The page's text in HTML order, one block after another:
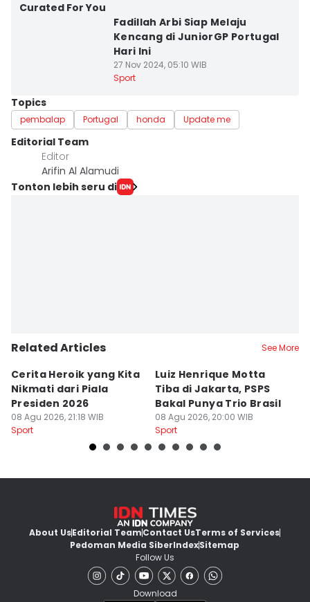
Curated For You
Fadillah Arbi Siap Melaju
Kencang di JuniorGP Portugal
Hari Ini
27 Nov 2024, 05:10 WIB
Sport
Topics
pembalap Portugal honda Update me
Editorial Team
Editor
Arifin Al Alamudi
Tonton lebih seru di
Related Articles See More
Cerita Heroik yang Kita
Nikmati dari Piala
Presiden 2026
08 Agu 2026, 21:18 WIB
Sport
Luiz Henrique Motta
Tiba di Jakarta, PSPS
Bakal Punya Trio Brasil
08 Agu 2026, 20:00 WIB
Sport
About UsEditorial TeamContact UsTerms of Services
Pedoman Media SiberIndexSitemap
Follow Us
Download